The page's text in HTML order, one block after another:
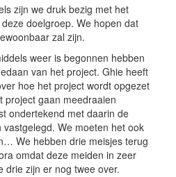
zijn we druk bezig met het
doelgroep. We hopen dat
zal zijn.
weer is begonnen hebben
van het project. Ghie heeft
hoe het project wordt opgezet
gaan meedraaien
ondertekend met daarin de
We moeten het ook
We hebben drie meisjes terug
omdat deze meiden in zeer
drie zijn er nog twee over.